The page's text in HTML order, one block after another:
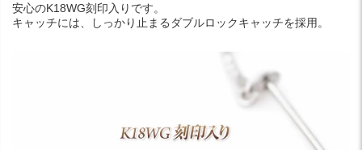
安心のK18WG刻印入りです。
キャッチには、しっかり止まるダブルロックキャッチを採用。